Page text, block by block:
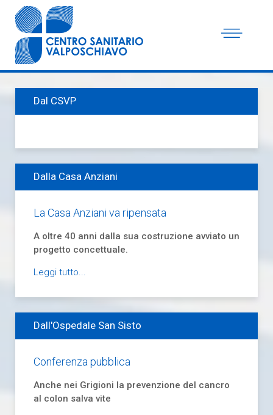
Dal CSVP
Dalla Casa Anziani
La Casa Anziani va ripensata
A oltre 40 anni dalla sua costruzione avviato un
progetto concettuale.
Leggi tutto...
Dall'Ospedale San Sisto
Conferenza pubblica
Anche nei Grigioni la prevenzione del cancro
al colon salva vite